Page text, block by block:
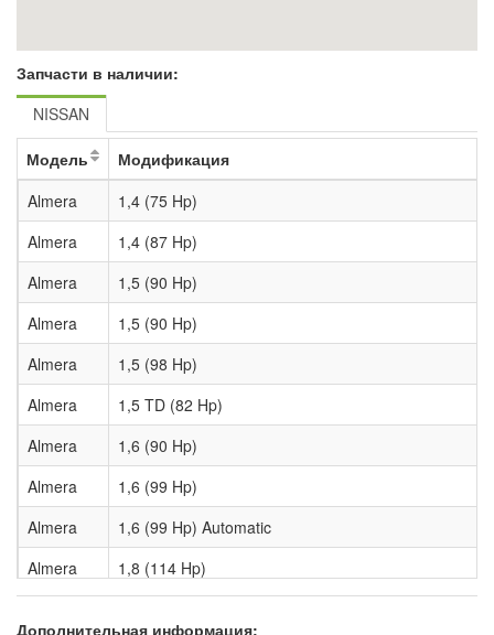
Запчасти в наличии:
NISSAN
Модель
Модификация
Almera
1,4 (75 Hp)
Almera
1,4 (87 Hp)
Almera
1,5 (90 Hp)
Almera
1,5 (90 Hp)
Almera
1,5 (98 Hp)
Almera
1,5 TD (82 Hp)
Almera
1,6 (90 Hp)
Almera
1,6 (99 Hp)
Almera
1,6 (99 Hp) Automatic
Almera
1,8 (114 Hp)
Дополнительная информация: